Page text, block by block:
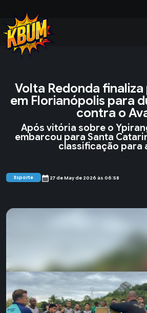
Volta Redonda
em Florianópolis para
contra o
Após vitória sobre o
embarcou para Santa
classificação para
Esporte calendar_month 27 de May de 2026 às 06:58